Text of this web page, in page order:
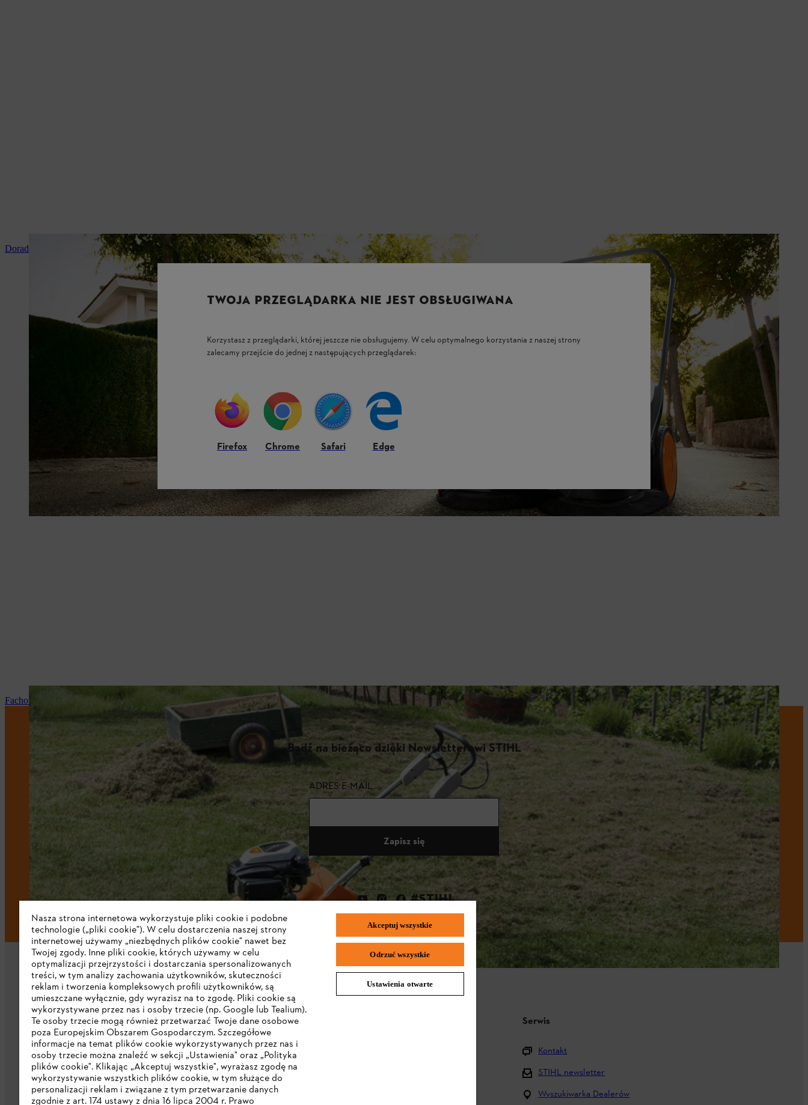
Doradztwo i instruktaż produktowy
Fachowy serwis i naprawy
Bądź na bieżąco dzięki Newsletterowi STIHL
ADRES E-MAIL
Zapisz się
#STIHL
Firma
O nas
Pobierz katalog
STIHL Integrity Line
Serwis
Kontakt
STIHL newsletter
Wyszukiwarka Dealerów
TWOJA PRZEGLĄDARKA NIE JEST OBSŁUGIWANA
Korzystasz z przeglądarki, której jeszcze nie obsługujemy. W celu optymalnego korzystania z naszej strony
zalecamy przejście do jednej z następujących przeglądarek:
Firefox Chrome Safari Edge
Nasza strona internetowa wykorzystuje pliki cookie i podobne
technologie („pliki cookie"). W celu dostarczenia naszej strony
internetowej używamy „niezbędnych plików cookie" nawet bez
Twojej zgody. Inne pliki cookie, których używamy w celu
optymalizacji przejrzystości i dostarczania spersonalizowanych
treści, w tym analizy zachowania użytkowników, skuteczności
reklam i tworzenia kompleksowych profili użytkowników, są
umieszczane wyłącznie, gdy wyrazisz na to zgodę. Pliki cookie są
wykorzystywane przez nas i osoby trzecie (np. Google lub Tealium).
Te osoby trzecie mogą również przetwarzać Twoje dane osobowe
poza Europejskim Obszarem Gospodarczym. Szczegółowe
informacje na temat plików cookie wykorzystywanych przez nas i
osoby trzecie można znaleźć w sekcji „Ustawienia" oraz „Polityka
plików cookie". Klikając „Akceptuj wszystkie", wyrażasz zgodę na
wykorzystywanie wszystkich plików cookie, w tym służące do
personalizacji reklam i związane z tym przetwarzanie danych
zgodnie z art. 174 ustawy z dnia 16 lipca 2004 r. Prawo
Akceptuj wszystkie
Odrzuć wszystkie
Ustawienia otwarte